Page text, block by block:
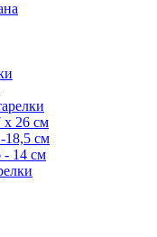
х 26 см
18,5 см
- 14 см